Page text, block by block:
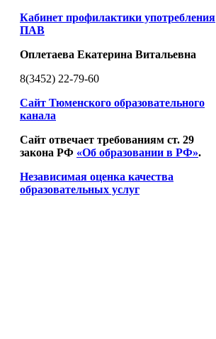
Кабинет профилактики употребления
ПАВ
Оплетаева Екатерина Витальевна
8(3452) 22-79-60
Сайт Тюменского образовательного
канала
Сайт отвечает требованиям ст. 29
закона РФ «Об образовании в РФ».
Независимая оценка качества
образовательных услуг